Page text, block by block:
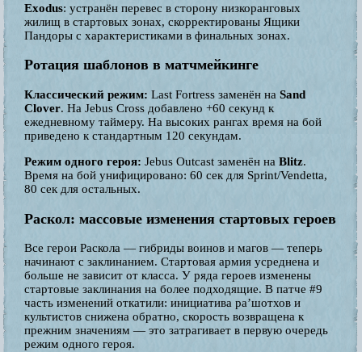
Exodus: устранён перевес в сторону низкоранговых
жилищ в стартовых зонах, скорректированы Ящики
Пандоры с характеристиками в финальных зонах.
Ротация шаблонов в матчмейкинге
Классический режим: Last Fortress заменён на Sand
Clover. На Jebus Cross добавлено +60 секунд к
ежедневному таймеру. На высоких рангах время на бой
приведено к стандартным 120 секундам.
Режим одного героя: Jebus Outcast заменён на Blitz.
Время на бой унифицировано: 60 сек для Sprint/Vendetta,
80 сек для остальных.
Раскол: массовые изменения стартовых героев
Все герои Раскола — гибриды воинов и магов — теперь
начинают с заклинанием. Стартовая армия усреднена и
больше не зависит от класса. У ряда героев изменены
стартовые заклинания на более подходящие. В патче #9
часть изменений откатили: инициатива ра’шотхов и
культистов снижена обратно, скорость возвращена к
прежним значениям — это затрагивает в первую очередь
режим одного героя.